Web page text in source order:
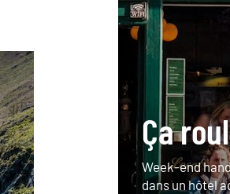
Ça
Week-end
dans un hôtel